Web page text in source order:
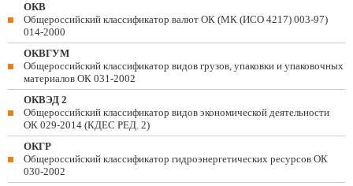
ОКВ
Общероссийский классификатор валют ОК (МК (ИСО 4217) 003-97)
014-2000
ОКВГУМ
Общероссийский классификатор видов грузов, упаковки и упаковочных
материалов ОК 031-2002
ОКВЭД 2
Общероссийский классификатор видов экономической деятельности
ОК 029-2014 (КДЕС РЕД. 2)
ОКГР
Общероссийский классификатор гидроэнергетических ресурсов ОК
030-2002